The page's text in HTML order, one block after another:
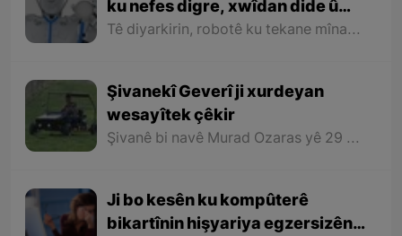
ku nefes digre, xwîdan dide û
diricife hat xulqandin
Tê diyarkirin, robotê ku tekane mînake, wê ji bo pîvandina germa zêde ya li ser zindiyan bibe alîkar.
Şivanekî Geverî ji xurdeyan
wesayîtek çêkir
Şivanê bi navê Murad Ozaras yê 29 salî ku ji navçeya Gever a bajarê Colemêrg a Bakurê Kurdistanê ye, ji amûrên xurdeyan wesayîteke ku dikare demjimêrekî de heta 50 kîlometre lezê ve biçe, çêkir
Ji bo kesên ku kompûterê
bikartînin hişyariya egzersizên